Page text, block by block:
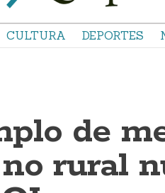
CULTURA DEPORTES
de
rural